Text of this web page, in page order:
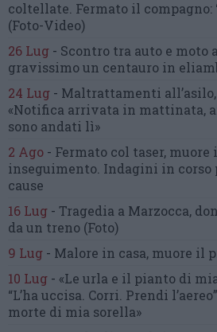
coltellate. Fermato il compagno:
(Foto-Video)
26 Lug - Scontro tra auto e moto
gravissimo un centauro in
24 Lug - Maltrattamenti
«Notifica arrivata in mattinata,
sono andati lì»
2 Ago - Fermato col taser, muore
inseguimento. Indagini in corso
cause
16 Lug - Tragedia a Marzocca,
da un treno (Foto)
9 Lug - Malore in casa, muore il
10 Lug - «Le urla e il pianto di
“L’ha uccisa. Corri. Prendi l’aereo”
morte di mia sorella»